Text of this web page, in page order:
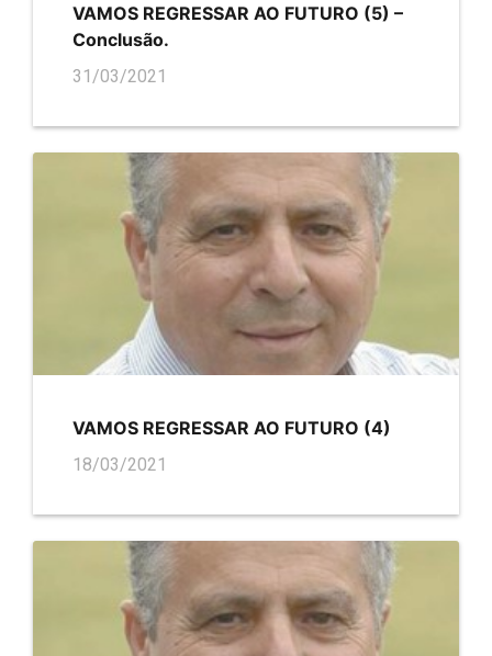
VAMOS REGRESSAR AO FUTURO (5) –
Conclusão.
31/03/2021
VAMOS REGRESSAR AO FUTURO (4)
18/03/2021